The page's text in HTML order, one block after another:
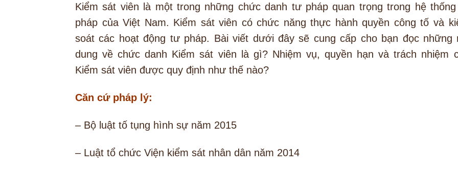
Kiểm sát viên là một trong những chức danh tư pháp quan trọng trong hệ
pháp của Việt Nam. Kiểm sát viên có chức năng thực hành quyền công tố và
soát các hoạt động tư pháp. Bài viết dưới đây sẽ cung cấp cho bạn đọc những
dung về chức danh Kiểm sát viên là gì? Nhiệm vụ, quyền hạn và trách nhiệm
Kiểm sát viên được quy định như thế nào?
Căn cứ pháp lý:
– Bộ luật tố tụng hình sự năm 2015
– Luật tổ chức Viện kiểm sát nhân dân năm 2014